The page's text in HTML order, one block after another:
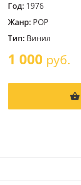
Год: 1976
Жанр: POP
Тип: Винил
1 000 руб.